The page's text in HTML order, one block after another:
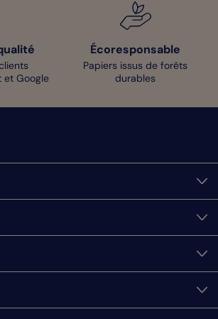
et Google
Écoresponsable
Papiers issus de forêts
durables